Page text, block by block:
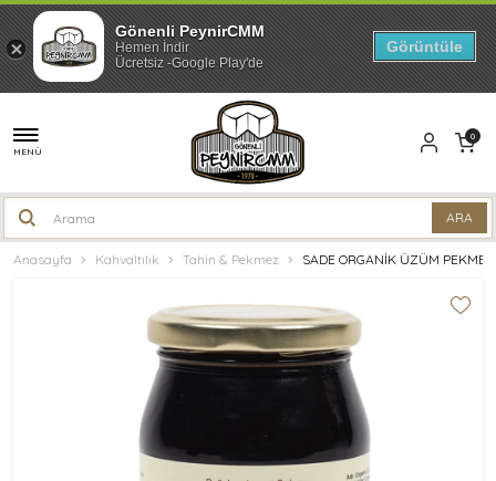
MENÜ
0
Anasayfa Kahvaltılık Tahin & Pekmez SADE ORGANİK ÜZÜM
Gönenli PeynirCMM
Hemen İndir
Ücretsiz -Google Play'de
Görüntüle